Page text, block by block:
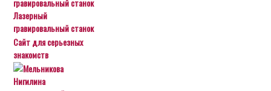
Лазерный
гравировальный станок
Сайт для серьезных
знакомств